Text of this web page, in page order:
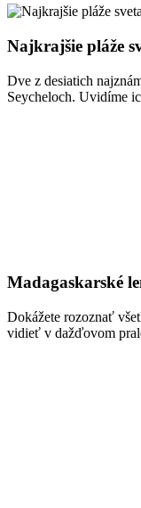
Najkrajšie pláže
Dve z desiatich
Seycheloch. Uvidíme
Madagaskarské
Dokážete rozoznať
vidieť v dažďovom